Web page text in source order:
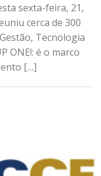
sexta-feira, 21,
cerca de 300
Tecnologia
ONE!: é o marco
[…]